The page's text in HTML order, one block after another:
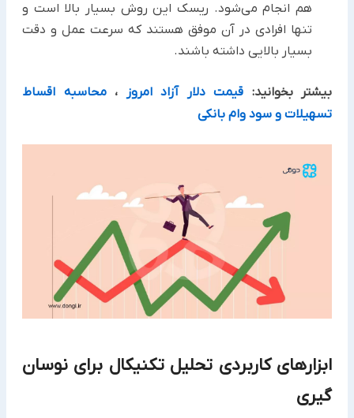
هم انجام می‌شود. ریسک این روش بسیار بالا است و
تنها افرادی در آن موفق هستند که سرعت عمل و دقت
بسیار بالایی داشته باشند.
بیشتر بخوانید: قیمت دلار آزاد امروز ،محاسبه اقساط
تسهیلات و سود وام بانکی
ابزارهای کاربردی تحلیل تکنیکال برای نوسان‌
گیری